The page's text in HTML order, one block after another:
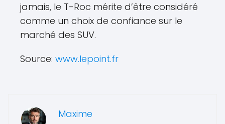
jamais, le T-Roc mérite d’être considéré
comme un choix de confiance sur le
marché des SUV.
Source: www.lepoint.fr
Maxime